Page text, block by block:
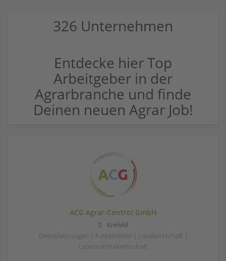
326 Unternehmen
Entdecke hier Top
Arbeitgeber in der
Agrarbranche und finde
Deinen neuen Agrar Job!
ACG Agrar-Control GmbH
Krefeld
Dienstleistungen | Futtermittel | Landwirtschaft |
Lebensmittelwirtschaft